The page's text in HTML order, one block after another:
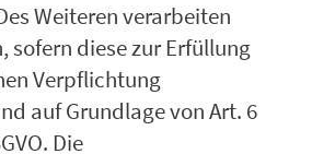
Weiteren verarbeiten
sofern diese zur Erfüllung
Verpflichtung
auf Grundlage von Art. 6
Die